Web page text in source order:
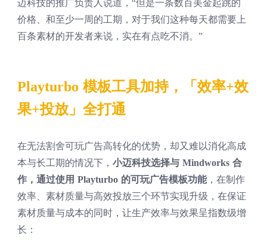
迈科技的推广负责人说道，“但是一条数百美金起跳的
价格、和至少一周的工期，对于我们这种每天都需要上
百条素材的开发者来说，实在有点吃不消。”
Playturbo 模板工具加持，「效率+效
果+投放」全打通
在无法割舍可玩广告高转化的优势，却又难以消化高成
本与长工期的情况下， 小迈科技选择与 Mindworks 合
作，通过使用 Playturbo 的可玩广告模板功能，在制作
效率、素材质量与高效投放三个环节实现升级，在保证
素材质量与成本的同时，让生产效率与效果呈指数级增
长：